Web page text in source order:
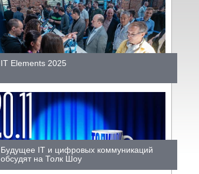
IT Elements 2025
Будущее IT и цифровых коммуникаций
обсудят на Толк Шоу